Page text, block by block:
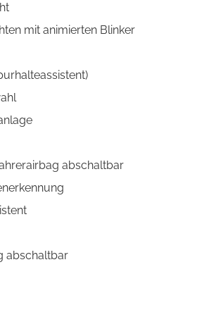
mit animierten Blinker
abschaltbar
abschaltbar